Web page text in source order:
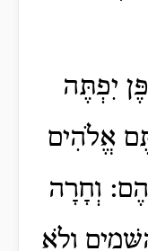
יִפְתֶּה
אֱלֹהִים
וְחָרָה
וְלֹא